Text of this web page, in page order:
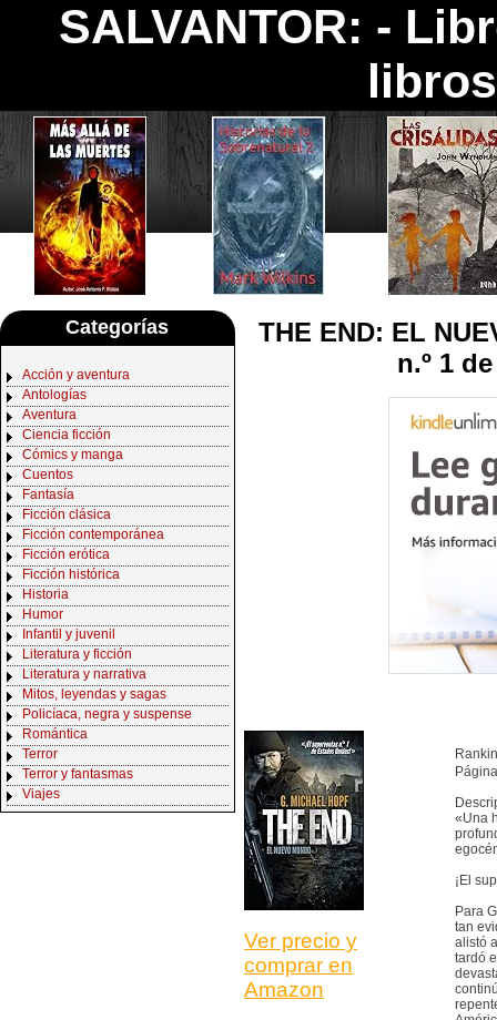
SALVANTOR: -
Categorías
Acción y aventura
Antologías
Aventura
Ciencia ficción
Cómics y manga
Cuentos
Fantasía
Ficción clásica
Ficción contemporánea
Ficción erótica
Ficción histórica
Historia
Humor
Infantil y juvenil
Literatura y ficción
Literatura y narrativa
Mitos, leyendas y sagas
Policíaca, negra y suspense
Romántica
Terror
Terror y fantasmas
Viajes
THE END: EL
n.º 1
Ver precio y
comprar en
Amazon
«Una
¡El
Para
tan
alistó
tardó